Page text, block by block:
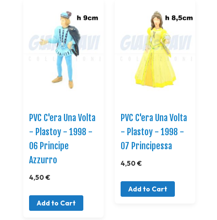
PVC C'era Una Volta
- Plastoy - 1998 -
06 Principe
Azzurro
4,50 €
Add to Cart
PVC C'era Una Volta
- Plastoy - 1998 -
07 Principessa
4,50 €
Add to Cart